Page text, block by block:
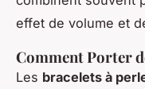
effet de volume et
Comment Porter
Les bracelets à